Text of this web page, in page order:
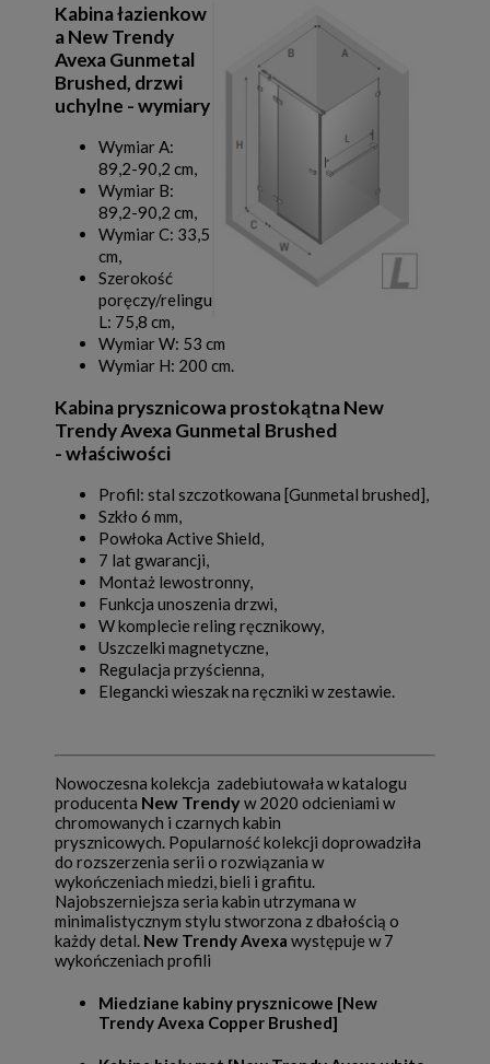
Kabina łazienkow
a New Trendy
Avexa Gunmetal
Brushed, drzwi
uchylne - wymiary
Wymiar A:
89,2-90,2 cm,
Wymiar B:
89,2-90,2 cm,
Wymiar C: 33,5
cm,
Szerokość
poręczy/relingu
L: 75,8 cm,
Wymiar W: 53 cm
Wymiar H: 200 cm.
Kabina prysznicowa prostokątna New
Trendy Avexa Gunmetal Brushed
- właściwości
Profil: stal szczotkowana [Gunmetal brushed],
Szkło 6 mm,
Powłoka Active Shield,
7 lat gwarancji,
Montaż lewostronny,
Funkcja unoszenia drzwi,
W komplecie reling ręcznikowy,
Uszczelki magnetyczne,
Regulacja przyścienna,
Elegancki wieszak na ręczniki w zestawie.
Nowoczesna kolekcja zadebiutowała w katalogu
producenta New Trendyw 2020 odcieniami w
chromowanych i czarnych kabin
prysznicowych. Popularność kolekcji doprowadziła
do rozszerzenia serii o rozwiązania w
wykończeniach miedzi, bieli i grafitu.
Najobszerniejsza seria kabin utrzymana w
minimalistycznym stylu stworzona z dbałością o
każdy detal. New Trendy Avexa występuje w 7
wykończeniach profili
Miedziane kabiny prysznicowe [New
Trendy Avexa Copper Brushed]